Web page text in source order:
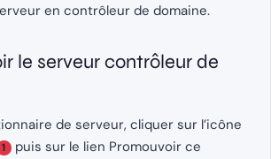
en contrôleur de domaine.
le serveur contrôleur de
de serveur, cliquer sur l’icône
1 puis sur le lien Promouvoir ce